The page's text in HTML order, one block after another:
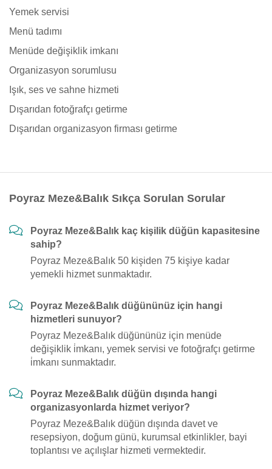
Yemek servisi
Menü tadımı
Menüde değişiklik imkanı
Organizasyon sorumlusu
Işık, ses ve sahne hizmeti
Dışarıdan fotoğrafçı getirme
Dışarıdan organizasyon firması getirme
Poyraz Meze&Balık Sıkça Sorulan Sorular
Poyraz Meze&Balık kaç kişilik düğün kapasitesine
sahip?
Poyraz Meze&Balık 50 kişiden 75 kişiye kadar
yemekli hizmet sunmaktadır.
Poyraz Meze&Balık düğününüz için hangi
hizmetleri sunuyor?
Poyraz Meze&Balık düğününüz için menüde
değişiklik i̇mkanı, yemek servisi ve fotoğrafçı getirme
i̇mkanı sunmaktadır.
Poyraz Meze&Balık düğün dışında hangi
organizasyonlarda hizmet veriyor?
Poyraz Meze&Balık düğün dışında davet ve
resepsiyon, doğum günü, kurumsal etkinlikler, bayi
toplantısı ve açılışlar hizmeti vermektedir.